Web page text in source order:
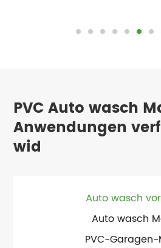
PVC Auto wasch
Anwendungen
wid
Auto wasch
Auto wasch
PVC-